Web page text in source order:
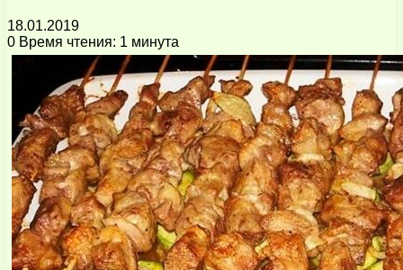
18.01.2019
0 Время чтения: 1 минута